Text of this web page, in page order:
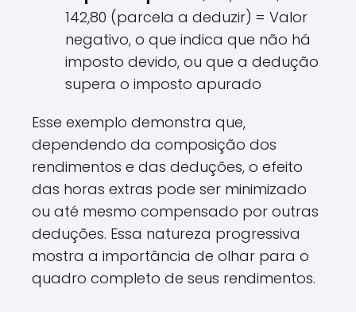
142,80 (parcela a deduzir) = Valor
negativo, o que indica que não há
imposto devido, ou que a dedução
supera o imposto apurado
Esse exemplo demonstra que,
dependendo da composição dos
rendimentos e das deduções, o efeito
das horas extras pode ser minimizado
ou até mesmo compensado por outras
deduções. Essa natureza progressiva
mostra a importância de olhar para o
quadro completo de seus rendimentos.